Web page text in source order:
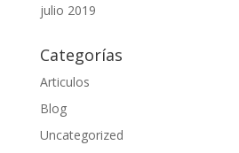
julio 2019
Categorías
Articulos
Blog
Uncategorized